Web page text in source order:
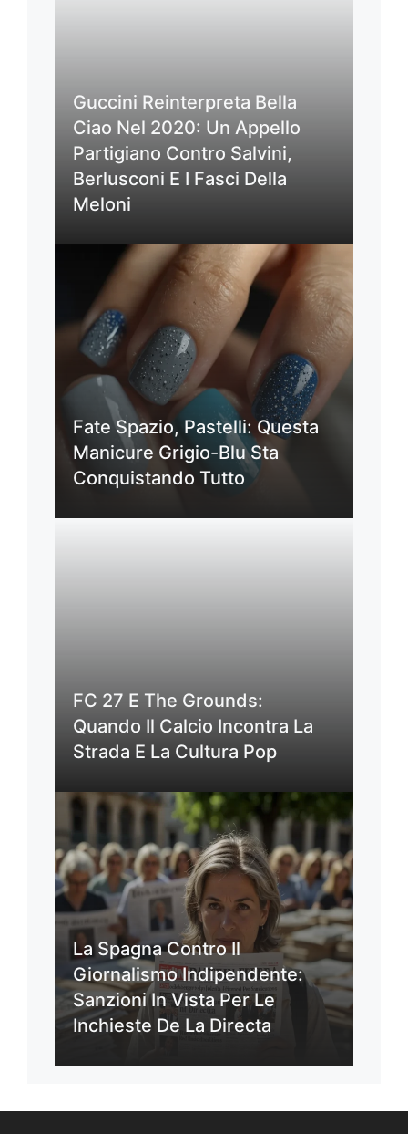
Guccini Reinterpreta Bella
Ciao Nel 2020: Un Appello
Partigiano Contro Salvini,
Berlusconi E I Fasci Della
Meloni
Fate Spazio, Pastelli: Questa
Manicure Grigio-Blu Sta
Conquistando Tutto
FC 27 E The Grounds:
Quando Il Calcio Incontra La
Strada E La Cultura Pop
La Spagna Contro Il
Giornalismo Indipendente:
Sanzioni In Vista Per Le
Inchieste De La Directa